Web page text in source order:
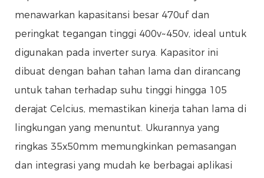
menawarkan kapasitansi besar 470uf dan
peringkat tegangan tinggi 400v~450v, ideal untuk
digunakan pada inverter surya. Kapasitor ini
dibuat dengan bahan tahan lama dan dirancang
untuk tahan terhadap suhu tinggi hingga 105
derajat Celcius, memastikan kinerja tahan lama di
lingkungan yang menuntut. Ukurannya yang
ringkas 35x50mm memungkinkan pemasangan
dan integrasi yang mudah ke berbagai aplikasi